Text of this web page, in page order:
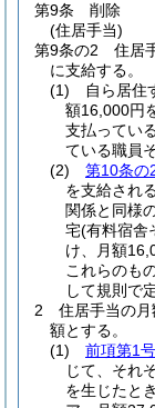
第9条
削除
(住居手当)
第9条の2
住居
に支給する。
(1)
自ら居住
額16,000円
支払ってい
ている職員
(2)
第10条の
を支給され
関係と同様
宅(有料宿舎
け、月額
これらのも
して規則で
2
住居手当の月
額とする。
(1)
前項第1号
じて、それ
を生じたと